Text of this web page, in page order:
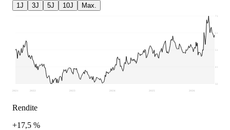
1J 3J 5J 10J Max.
32.000
41.925
51.850
61.775
71.700
2021 2022 2023 2024 2025 2026
Rendite
+17,5 %